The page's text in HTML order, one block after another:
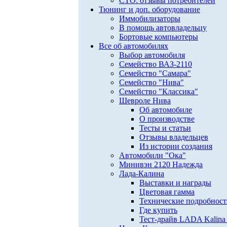
Тюнинг и доп. оборудование
Иммобилизаторы
В помощь автовладельцу
Бортовые компьютеры
Все об автомобилях
Выбор автомобиля
Семейство ВАЗ-2110
Семейство "Самара"
Семейство "Нива"
Семейство "Классика"
Шевроле Нива
Об автомобиле
О производстве
Тесты и статьи
Отзывы владельцев
Из истории создания
Автомобили "Ока"
Минивэн 2120 Надежда
Лада-Калина
Выставки и награды
Цветовая гамма
Технические
Где купить
Тест-драйв LADA Kalina